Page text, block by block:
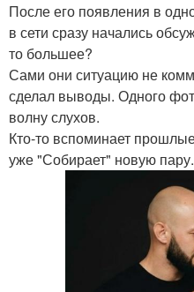
После его появления в
в сети сразу начались
то большее?
Сами они ситуацию не
сделал выводы. Одного
волну слухов.
Кто-то вспоминает
уже "Собирает" новую пару.